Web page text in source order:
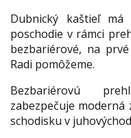
Dubnický kaštieľ
poschodie v rámci
bezbariérové, na
Radi pomôžeme.
Bezbariérovú
zabezpečuje moderná
schodisku v